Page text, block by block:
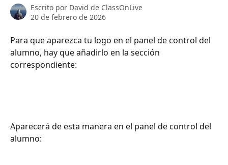
Escrito por David de ClassOnLive
20 de febrero de 2026
Para que aparezca tu logo en el panel de control del
alumno, hay que añadirlo en la sección
correspondiente:
Aparecerá de esta manera en el panel de control del
alumno: